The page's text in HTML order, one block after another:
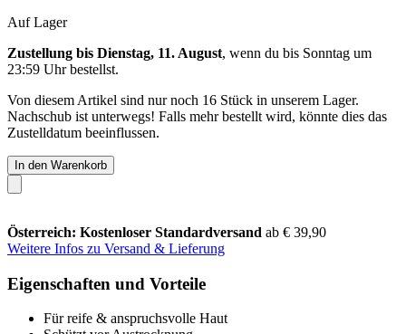
Auf Lager
Zustellung bis Dienstag, 11. August, wenn du bis Sonntag um
23:59 Uhrbestellst.
Von diesem Artikel sind nur noch 16 Stück in unserem Lager.
Nachschub ist unterwegs! Falls mehr bestellt wird, könnte dies das
Zustelldatum beeinflussen.
In den Warenkorb
Österreich: Kostenloser Standardversand ab € 39,90
Weitere Infos zu Versand & Lieferung
Eigenschaften und Vorteile
Für reife & anspruchsvolle Haut